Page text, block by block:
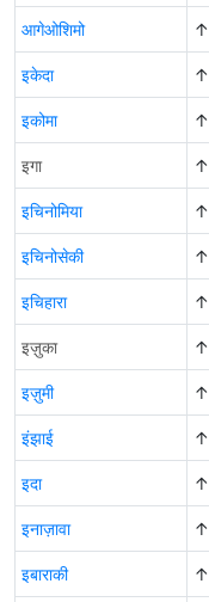
आगेओशिमो ↑
इकेदा ↑
इकोमा ↑
इगा ↑
इचिनोमिया ↑
इचिनोसेकी ↑
इचिहारा ↑
इज़ुका ↑
इज़ुमी ↑
इंझाई ↑
इदा ↑
इनाज़ावा ↑
इबाराकी ↑